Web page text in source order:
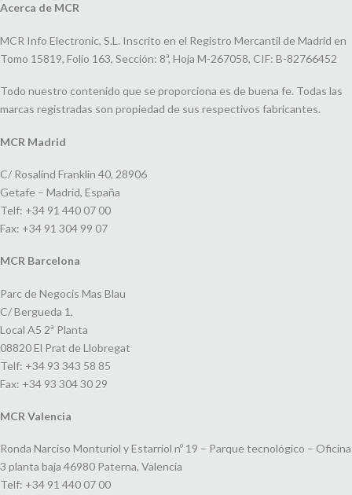
Acerca de MCR
MCR Info Electronic, S.L. Inscrito en el Registro Mercantil de Madrid en
Tomo 15819, Folio 163, Sección: 8ª, Hoja M-267058, CIF: B-82766452
Todo nuestro contenido que se proporciona es de buena fe. Todas las
marcas registradas son propiedad de sus respectivos fabricantes.
MCR Madrid
C/ Rosalind Franklin 40, 28906
Getafe – Madrid, España
Telf: +34 91 440 07 00
Fax: +34 91 304 99 07
MCR Barcelona
Parc de Negocis Mas Blau
C/ Bergueda 1,
Local A5 2ª Planta
08820 El Prat de Llobregat
Telf: +34 93 343 58 85
Fax: +34 93 304 30 29
MCR Valencia
Ronda Narciso Monturiol y Estarriol nº 19 – Parque tecnológico – Oficina
3 planta baja 46980 Paterna, Valencia
Telf: +34 91 440 07 00